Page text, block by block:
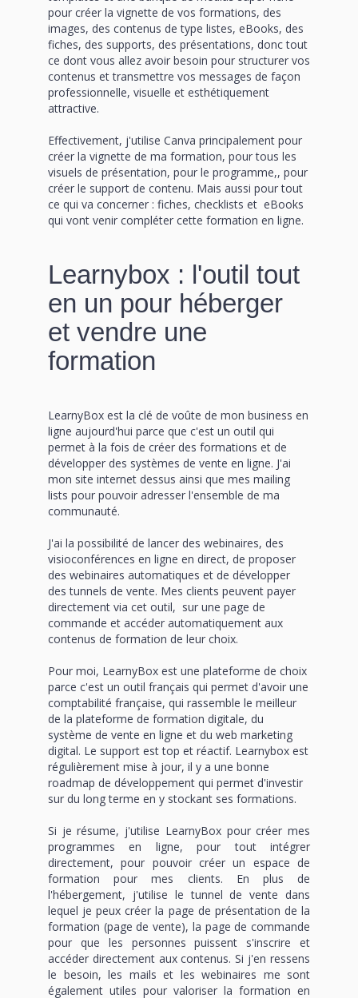
pour créer la vignette de vos formations, des
images, des contenus de type listes, eBooks, des
fiches, des supports, des présentations, donc tout
ce dont vous allez avoir besoin pour structurer vos
contenus et transmettre vos messages de façon
professionnelle, visuelle et esthétiquement
attractive.
Effectivement, j'utilise Canva principalement pour
créer la vignette de ma formation, pour tous les
visuels de présentation, pour le programme,, pour
créer le support de contenu. Mais aussi pour tout
ce qui va concerner : fiches, checklists et eBooks
qui vont venir compléter cette formation en ligne.
Learnybox : l'outil tout
en un pour héberger
et vendre une
formation
LearnyBox est la clé de voûte de mon business en
ligne aujourd'hui parce que c'est un outil qui
permet à la fois de créer des formations et de
développer des systèmes de vente en ligne. J'ai
mon site internet dessus ainsi que mes mailing
lists pour pouvoir adresser l'ensemble de ma
communauté.
J'ai la possibilité de lancer des webinaires, des
visioconférences en ligne en direct, de proposer
des webinaires automatiques et de développer
des tunnels de vente. Mes clients peuvent payer
directement via cet outil, sur une page de
commande et accéder automatiquement aux
contenus de formation de leur choix.
Pour moi, LearnyBox est une plateforme de choix
parce c'est un outil français qui permet d'avoir une
comptabilité française, qui rassemble le meilleur
de la plateforme de formation digitale, du
système de vente en ligne et du web marketing
digital. Le support est top et réactif. Learnybox est
régulièrement mise à jour, il y a une bonne
roadmap de développement qui permet d'investir
sur du long terme en y stockant ses formations.
Si je résume, j'utilise LearnyBox pour créer mes
programmes en ligne, pour tout intégrer
directement, pour pouvoir créer un espace de
formation pour mes clients. En plus de
l'hébergement, j'utilise le tunnel de vente dans
lequel je peux créer la page de présentation de la
formation (page de vente), la page de commande
pour que les personnes puissent s'inscrire et
accéder directement aux contenus. Si j'en ressens
le besoin, les mails et les webinaires me sont
également utiles pour valoriser la formation en